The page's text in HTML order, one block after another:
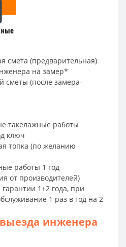
смета (предварительная)
на замер*
сметы (после замера-
такелажные работы
ключ
топка (по желанию
работы 1 год
от производителей)
1+2 года, при
1 раз в год на 2
инженера